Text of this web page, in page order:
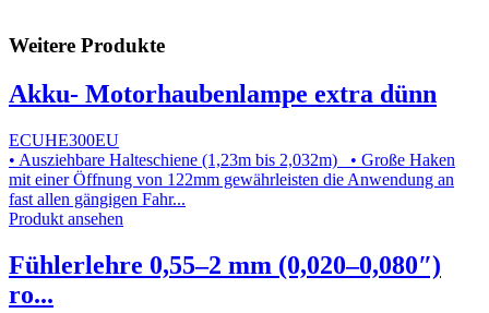
Weitere Produkte
Akku- Motorhaubenlampe extra dünn
ECUHE300EU
• Ausziehbare Halteschiene (1,23m bis 2,032m) • Große Haken
mit einer Öffnung von 122mm gewährleisten die Anwendung an
fast allen gängigen Fahr...
Produkt ansehen
Fühlerlehre 0,55–2 mm (0,020–0,080″)
ro...